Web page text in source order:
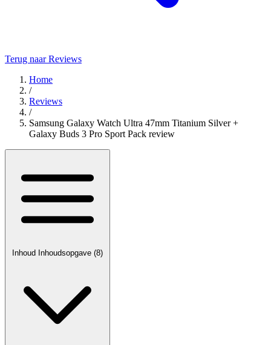
Terug naar Reviews
Home
/
Reviews
/
Samsung Galaxy Watch Ultra 47mm Titanium Silver +
Galaxy Buds 3 Pro Sport Pack review
Inhoud Inhoudsopgave (8)